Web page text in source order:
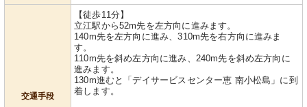
交通手段
【徒歩11分】
立江駅から52m先を左方向に進みます。
140m先を左方向に進み、310m先を右方向に進みま
す。
110m先を斜め左方向に進み、240m先を斜め左方向に
進みます。
130m進むと「デイサービスセンター恵 南小松島」に到
着します。